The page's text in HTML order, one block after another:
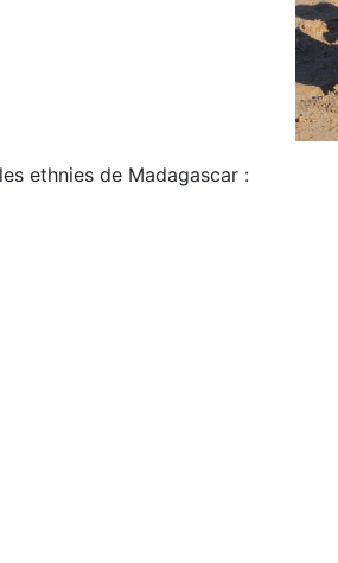
ethnies de Madagascar :